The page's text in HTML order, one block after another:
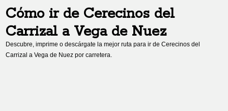
Cómo ir de Cerecinos del
Carrizala Vega de Nuez
Descubre, imprime o descárgate la mejor ruta para ir deCerecinos del
Carrizal aVega de Nuez por carretera.